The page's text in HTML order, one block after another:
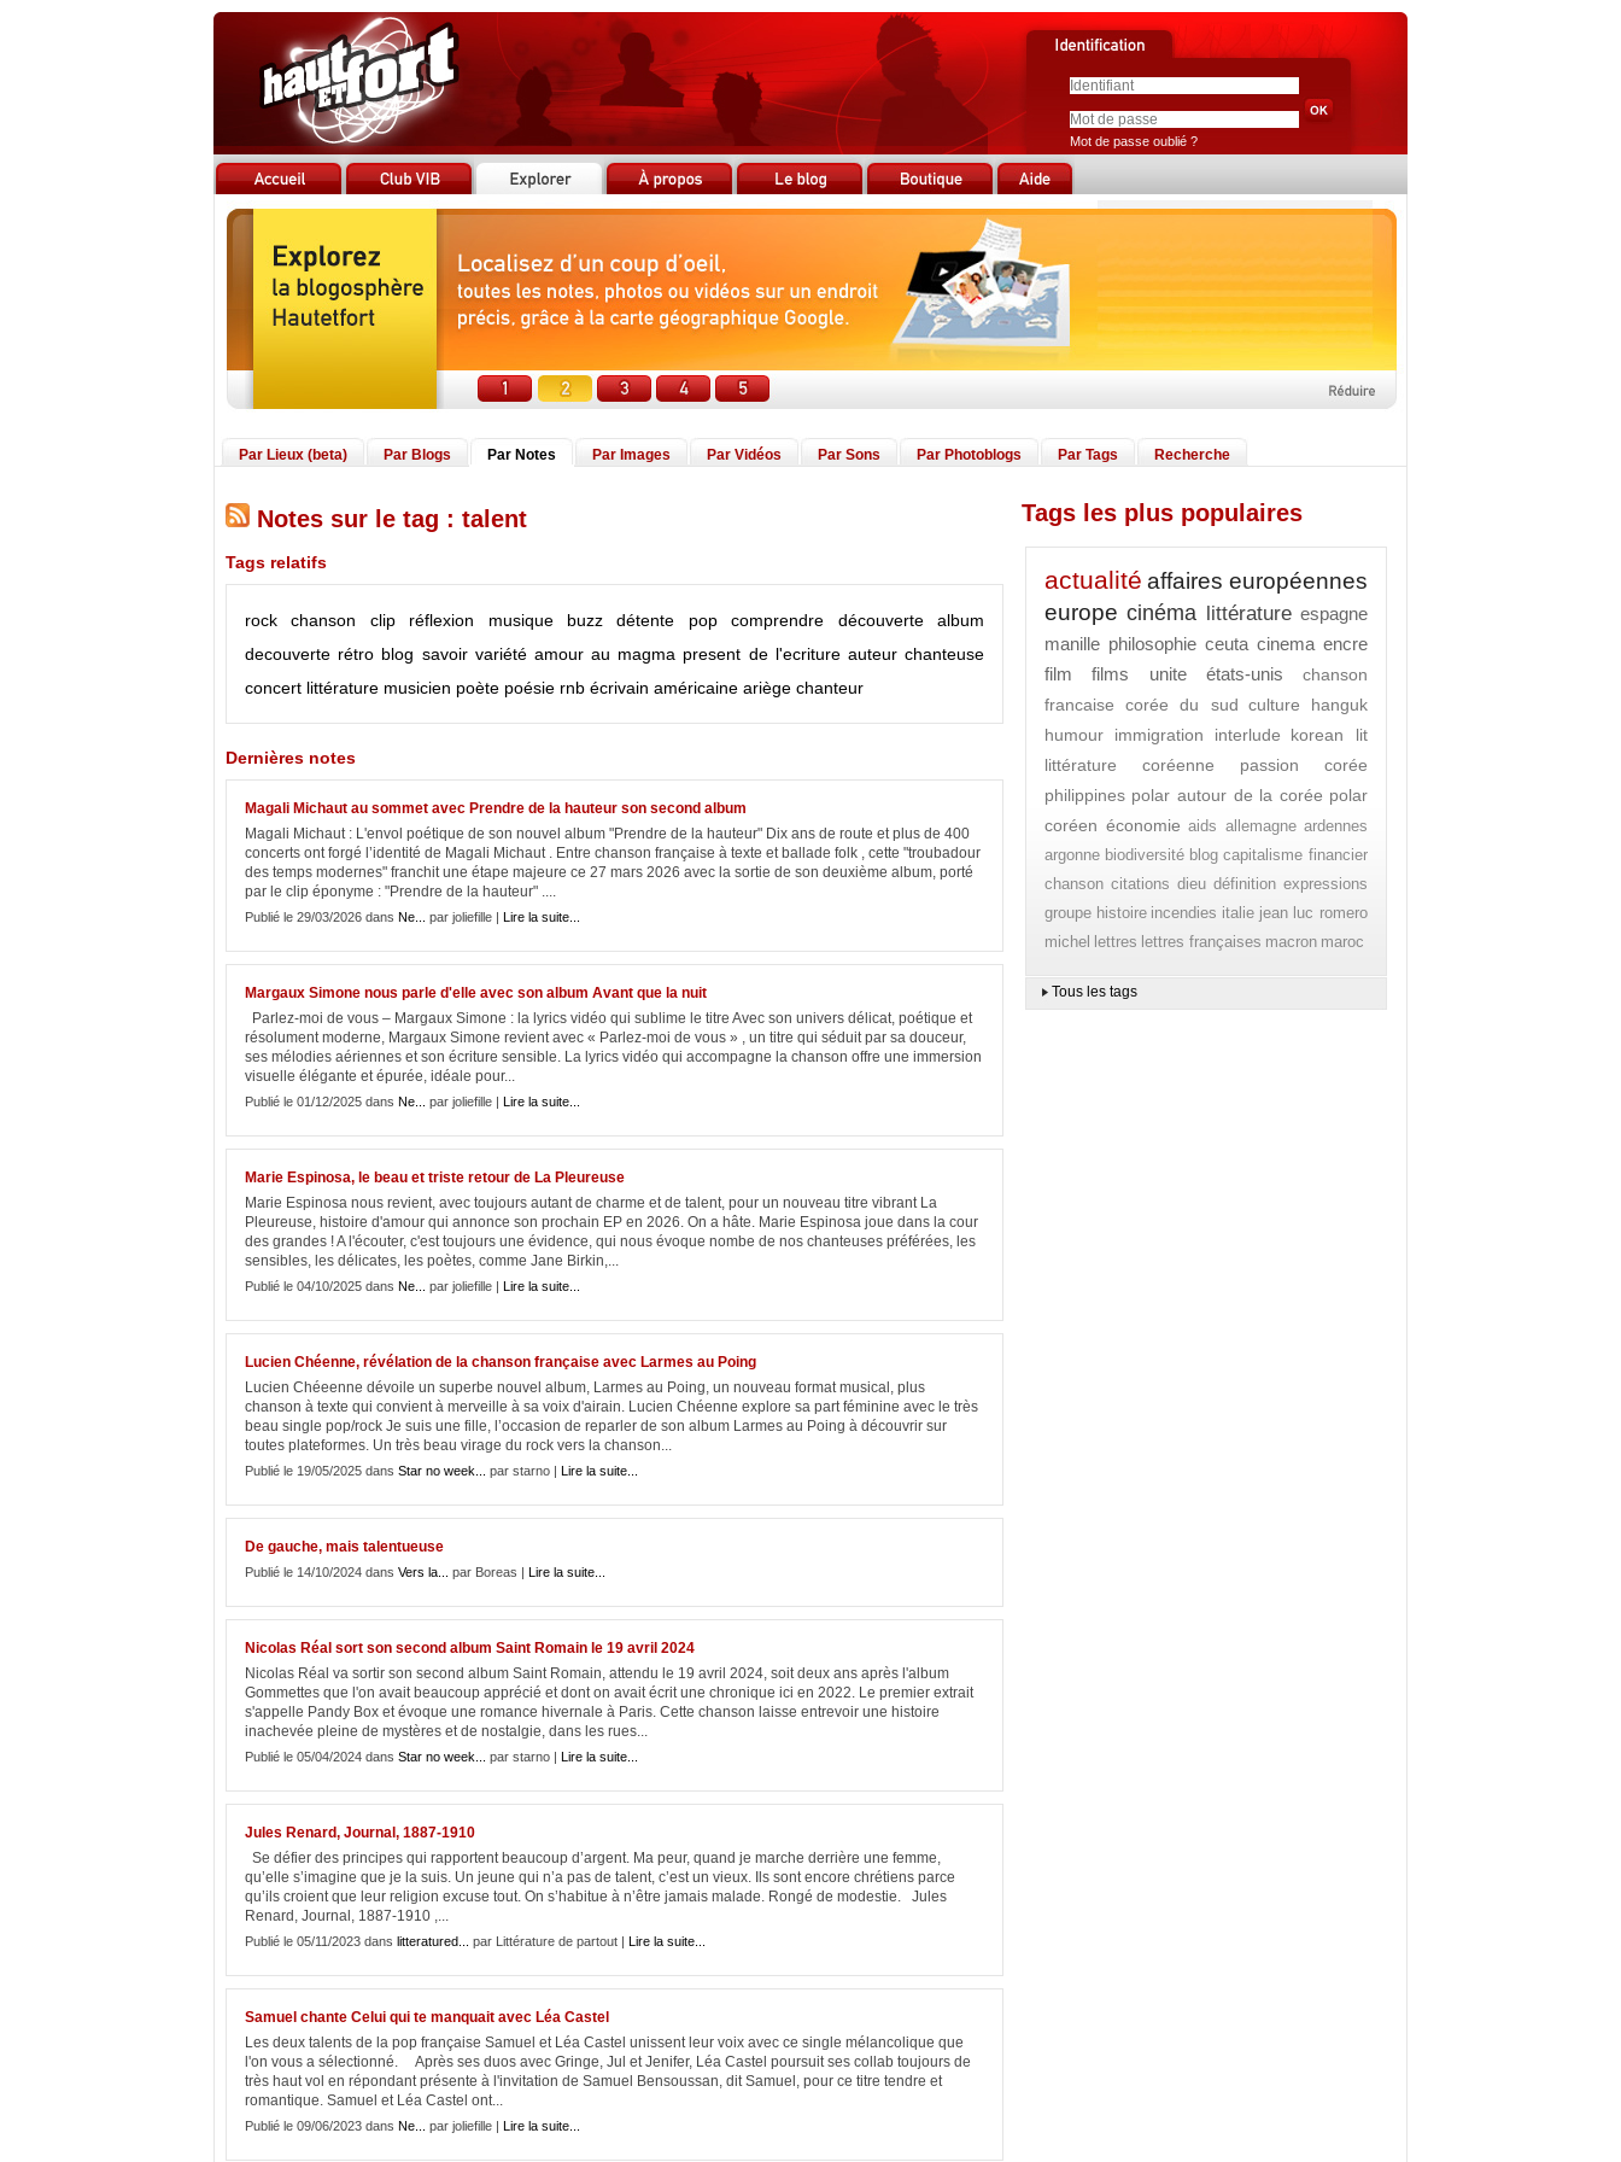
Mot de passe oublié ?
Par Lieux (beta) Par Blogs Par Notes Par Images Par Vidéos Par Sons Par Photoblogs Par Tags Recherche
Notes sur le tag : talent
Tags relatifs
rock chanson clip réflexion musique buzz détente pop comprendre découverte
album
decouverte rétro blog savoir variété amour au magma present de l'ecriture auteur chanteuse
concert littérature musicien poète poésie rnb écrivain américaine ariège chanteur
Dernières notes
Magali Michaut au sommet avec Prendre de la hauteur son second album
Magali Michaut : L'envol poétique de son nouvel album "Prendre de la hauteur" Dix ans de route et plus de 400
concerts ont forgé l’identité de Magali Michaut . Entre chanson française à texte et ballade folk , cette "troubadour
des temps modernes" franchit une étape majeure ce 27 mars 2026 avec la sortie de son deuxième album, porté
par le clip éponyme : "Prendre de la hauteur" ....
Publié le 29/03/2026 dans Ne... par joliefille | Lire la suite...
Margaux Simone nous parle d'elle avec son album Avant que la nuit
Parlez-moi de vous – Margaux Simone : la lyrics vidéo qui sublime le titre Avec son univers délicat, poétique et
résolument moderne, Margaux Simone revient avec « Parlez-moi de vous » , un titre qui séduit par sa douceur,
ses mélodies aériennes et son écriture sensible. La lyrics vidéo qui accompagne la chanson offre une immersion
visuelle élégante et épurée, idéale pour...
Publié le 01/12/2025 dans Ne... par joliefille | Lire la suite...
Marie Espinosa, le beau et triste retour de La Pleureuse
Marie Espinosa nous revient, avec toujours autant de charme et de talent, pour un nouveau titre vibrant La
Pleureuse, histoire d'amour qui annonce son prochain EP en 2026. On a hâte. Marie Espinosa joue dans la cour
des grandes ! A l'écouter, c'est toujours une évidence, qui nous évoque nombe de nos chanteuses préférées, les
sensibles, les délicates, les poètes, comme Jane Birkin,...
Publié le 04/10/2025 dans Ne... par joliefille | Lire la suite...
Lucien Chéenne, révélation de la chanson française avec Larmes au Poing
Lucien Chéeenne dévoile un superbe nouvel album, Larmes au Poing, un nouveau format musical, plus
chanson à texte qui convient à merveille à sa voix d'airain. Lucien Chéenne explore sa part féminine avec le très
beau single pop/rock Je suis une fille, l’occasion de reparler de son album Larmes au Poing à découvrir sur
toutes plateformes. Un très beau virage du rock vers la chanson...
Publié le 19/05/2025 dans Star no week... par starno | Lire la suite...
De gauche, mais talentueuse
Publié le 14/10/2024 dans Vers la... par Boreas | Lire la suite...
Nicolas Réal sort son second album Saint Romain le 19 avril 2024
Nicolas Réal va sortir son second album Saint Romain, attendu le 19 avril 2024, soit deux ans après l'album
Gommettes que l'on avait beaucoup apprécié et dont on avait écrit une chronique ici en 2022. Le premier extrait
s'appelle Pandy Box et évoque une romance hivernale à Paris. Cette chanson laisse entrevoir une histoire
inachevée pleine de mystères et de nostalgie, dans les rues...
Publié le 05/04/2024 dans Star no week... par starno | Lire la suite...
Jules Renard, Journal, 1887-1910
Se défier des principes qui rapportent beaucoup d’argent. Ma peur, quand je marche derrière une femme,
qu’elle s’imagine que je la suis. Un jeune qui n’a pas de talent, c’est un vieux. Ils sont encore chrétiens parce
qu’ils croient que leur religion excuse tout. On s’habitue à n’être jamais malade. Rongé de modestie. Jules
Renard, Journal, 1887-1910 ,...
Publié le 05/11/2023 dans litteratured... par Littérature de partout | Lire la suite...
Samuel chante Celui qui te manquait avec Léa Castel
Les deux talents de la pop française Samuel et Léa Castel unissent leur voix avec ce single mélancolique que
l'on vous a sélectionné. Après ses duos avec Gringe, Jul et Jenifer, Léa Castel poursuit ses collab toujours de
très haut vol en répondant présente à l'invitation de Samuel Bensoussan, dit Samuel, pour ce titre tendre et
romantique. Samuel et Léa Castel ont...
Publié le 09/06/2023 dans Ne... par joliefille | Lire la suite...
Tags les plus populaires
actualité affaires européennes
europe cinéma littérature espagne
manille philosophie ceuta cinema encre
film
films unite états-unis
chanson
francaise
corée du sud culture
hanguk
humour
immigration interlude
korean lit
littérature coréenne
passion corée
philippines polar autour de la corée polar
coréen économie aids allemagne ardennes
argonne biodiversité blog capitalisme financier
chanson citations dieu définition expressions
groupe histoire incendies italie jean luc romero
michel lettres lettres françaises macron maroc
Tous les tags